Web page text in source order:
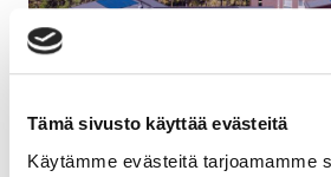
Tämä sivusto käyttää evästeitä
Käytämme evästeitä tarjoamamme